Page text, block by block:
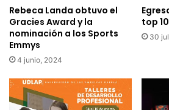
Rebeca Landa obtuvo el
Gracies Award y la
nominación a los Sports
Emmys
4 junio, 2024
top
30